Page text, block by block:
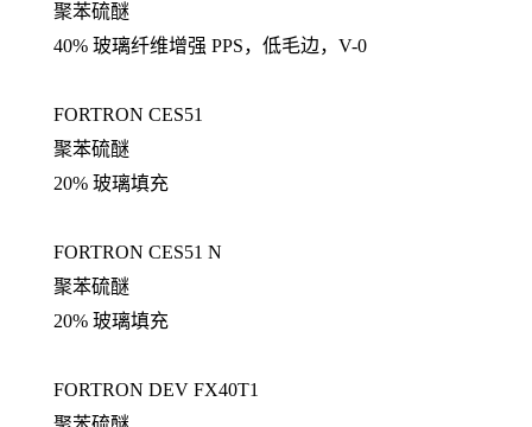
聚苯硫醚
40% 玻璃纤维增强 PPS，低毛边，V-0
FORTRON CES51
聚苯硫醚
20% 玻璃填充
FORTRON CES51 N
聚苯硫醚
20% 玻璃填充
FORTRON DEV FX40T1